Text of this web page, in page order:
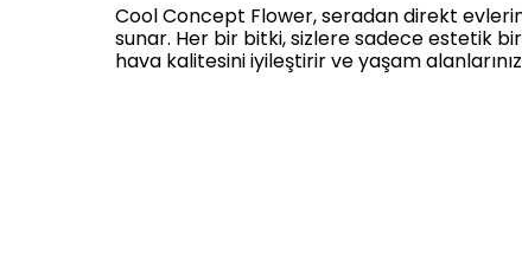
Cool Concept Flower, seradan direkt
sunar. Her bir bitki, sizlere sadece estetik
hava kalitesini iyileştirir ve yaşam